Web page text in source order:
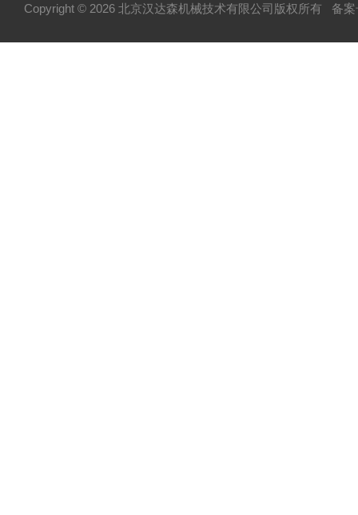
Copyright © 2026 北京汉达森机械技术有限公司版权所有 备案